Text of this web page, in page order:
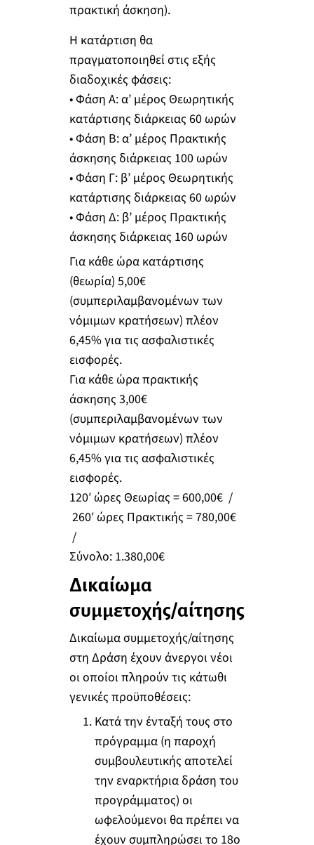
πρακτική άσκηση).
Η κατάρτιση θα
πραγματοποιηθεί στις εξής
διαδοχικές φάσεις:
• Φάση Α: α’ μέρος Θεωρητικής
κατάρτισης διάρκειας 60 ωρών
• Φάση Β: α’ μέρος Πρακτικής
άσκησης διάρκειας 100 ωρών
• Φάση Γ: β’ μέρος Θεωρητικής
κατάρτισης διάρκειας 60 ωρών
• Φάση Δ: β’ μέρος Πρακτικής
άσκησης διάρκειας 160 ωρών
Για κάθε ώρα κατάρτισης
(θεωρία) 5,00€
(συμπεριλαμβανομένων των
νόμιμων κρατήσεων) πλέον
6,45% για τις ασφαλιστικές
εισφορές.
Για κάθε ώρα πρακτικής
άσκησης 3,00€
(συμπεριλαμβανομένων των
νόμιμων κρατήσεων) πλέον
6,45% για τις ασφαλιστικές
εισφορές.
120′ ώρες Θεωρίας = 600,00€ /
260′ ώρες Πρακτικής = 780,00€
/
Σύνολο: 1.380,00€
Δικαίωμα
συμμετοχής/αίτησης
Δικαίωμα συμμετοχής/αίτησης
στη Δράση έχουν άνεργοι νέοι
οι οποίοι πληρούν τις κάτωθι
γενικές προϋποθέσεις:
Κατά την ένταξή τους στο
πρόγραμμα (η παροχή
συμβουλευτικής αποτελεί
την εναρκτήρια δράση του
προγράμματος) οι
ωφελούμενοι θα πρέπει να
έχουν συμπληρώσει το 18ο